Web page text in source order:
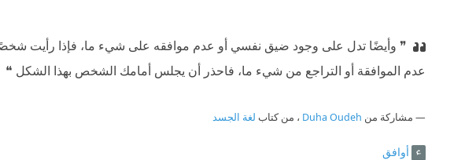
❞ وأيضًا تدل على وجود ضيق نفسي أو عدم موافقه على شيء ما، فإذا رأيت
عدم الموافقة أو التراجع من شيء ما، فاحذر أن يجلس أمامك الشخص بهذا الشكل ❝
مشاركة من Duha Oudeh ، من كتاب لغة الجسد
أوافق